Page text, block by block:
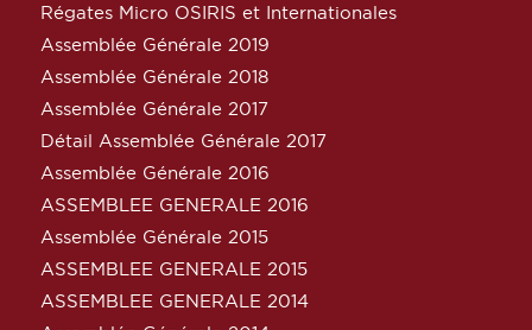
Régates Micro OSIRIS et Internationales
Assemblée Générale 2019
Assemblée Générale 2018
Assemblée Générale 2017
Détail Assemblée Générale 2017
Assemblée Générale 2016
ASSEMBLEE GENERALE 2016
Assemblée Générale 2015
ASSEMBLEE GENERALE 2015
ASSEMBLEE GENERALE 2014